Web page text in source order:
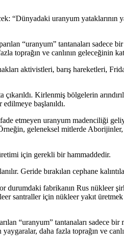
“Dünyadaki uranyum
“uranyum” tantanaları
toprağın ve canlının geleceğinin
aktivistleri, barış hareketleri,
Kirlenmiş bölgelerin
başlanıldı.
etmeyen uranyum madenciliği
geleneksel mitlerde Aborijinler,
için gerekli bir hammaddedir.
Geride bırakılan cephane
durumdaki fabrikanın Rus
santraller için nükleer yakıt
“uranyum” tantanaları sadece
daha fazla toprağın ve